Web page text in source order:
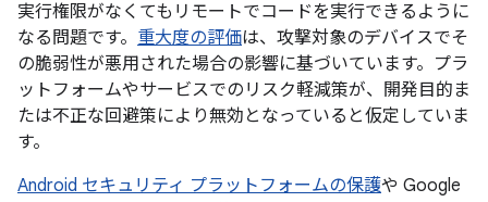
実行権限がなくてもリモートでコードを実行できるように
なる問題です。 重大度の評価は、攻撃対象のデバイスでそ
の脆弱性が悪用された場合の影響に基づいています。プラ
ットフォームやサービスでのリスク軽減策が、開発目的ま
たは不正な回避策により無効となっていると仮定していま
す。
Android セキュリティ プラットフォームの保護や Google